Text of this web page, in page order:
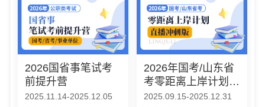
2026国省事笔试考
前提升营
2025.11.14-2025.12.05
2026年国考/山东省
考零距离上岸计划
（直播冲刺版）
2025.09.15-2025.12.31